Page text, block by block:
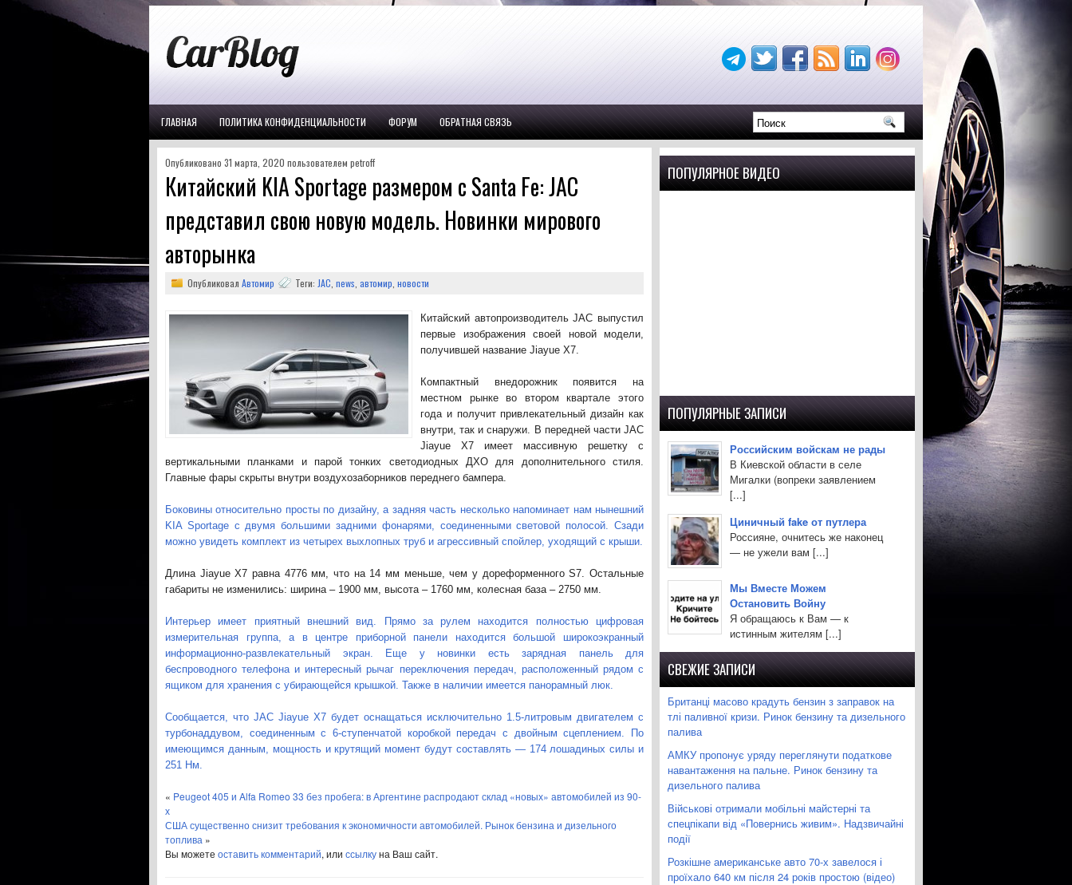
ГЛАВНАЯ ПОЛИТИКА КОНФИДЕНЦИАЛЬНОСТИ ФОРУМ ОБРАТНАЯ СВЯЗЬ
Опубликовано 31 марта, 2020 пользователем petroff
Китайский KIA Sportage размером с Santa Fe: JAC
представил свою новую модель. Новинки мирового
авторынка
Опубликовал Автомир Теги: JAC news автомир новости
Китайский автопроизводитель JAC выпустил
первые изображения своей новой модели,
получившей название Jiayue X7.
Компактный внедорожник появится на
местном рынке во втором квартале этого
года и получит привлекательный дизайн как
внутри, так и снаружи. В передней части JAC
Jiayue X7 имеет массивную решетку с
вертикальными планками и парой тонких светодиодных ДХО для дополнительного стиля.
Главные фары скрыты внутри воздухозаборников переднего бампера.
Боковины относительно просты по дизайну, а задняя часть несколько напоминает нам нынешний
KIA Sportage с двумя большими задними фонарями, соединенными световой полосой. Сзади
можно увидеть комплект из четырех выхлопных труб и агрессивный спойлер, уходящий с крыши.
Длина Jiayue X7 равна 4776 мм, что на 14 мм меньше, чем у дореформенного S7. Остальные
габариты не изменились: ширина – 1900 мм, высота – 1760 мм, колесная база – 2750 мм.
Интерьер имеет приятный внешний вид. Прямо за рулем находится полностью цифровая
измерительная группа, а в центре приборной панели находится большой широкоэкранный
информационно-развлекательный экран. Еще у новинки есть зарядная панель для
беспроводного телефона и интересный рычаг переключения передач, расположенный рядом с
ящиком для хранения с убирающейся крышкой. Также в наличии имеется панорамный люк.
Сообщается, что JAC Jiayue X7 будет оснащаться исключительно 1.5-литровым двигателем с
турбонаддувом, соединенным с 6-ступенчатой коробкой передач с двойным сцеплением. По
имеющимся данным, мощность и крутящий момент будут составлять — 174 лошадиных силы и
251 Нм.
« Peugeot 405 и Alfa Romeo 33 без пробега: в Аргентине распродают склад «новых» автомобилей из 90-
х
США существенно снизит требования к экономичности автомобилей. Рынок бензина и дизельного
топлива »
Вы можете оставить комментарий, или ссылкуна Ваш сайт.
ПОПУЛЯРНОЕ ВИДЕО
ПОПУЛЯРНЫЕ ЗАПИСИ
Российским войскам не рады
В Киевской области в селе
Мигалки (вопреки заявлением
[...]
Циничный fake от путлера
Россияне, очнитесь же наконец
— не ужели вам [...]
Мы Вместе Можем
Остановить Войну
Я обращаюсь к Вам — к
истинным жителям [...]
СВЕЖИЕ ЗАПИСИ
Британці масово крадуть бензин з заправок на
тлі паливної кризи. Ринок бензину та дизельного
палива
АМКУ пропонує уряду переглянути податкове
навантаження на пальне. Ринок бензину та
дизельного палива
Військові отримали мобільні майстерні та
спецпікапи від «Повернись живим». Надзвичайні
події
Розкішне американське авто 70-х завелося і
проїхало 640 км після 24 років простою (відео)